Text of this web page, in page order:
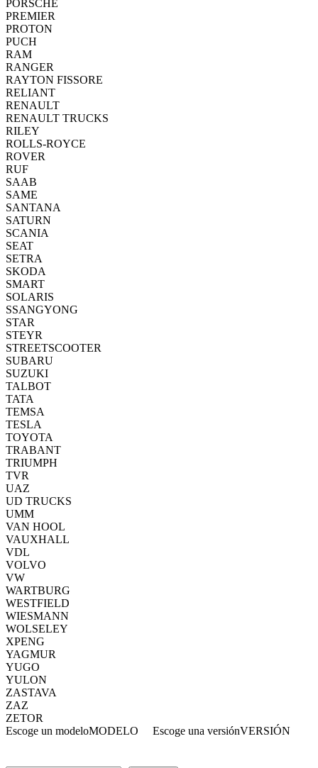
PORSCHE
PREMIER
PROTON
PUCH
RAM
RANGER
RAYTON FISSORE
RELIANT
RENAULT
RENAULT TRUCKS
RILEY
ROLLS-ROYCE
ROVER
RUF
SAAB
SAME
SANTANA
SATURN
SCANIA
SEAT
SETRA
SKODA
SMART
SOLARIS
SSANGYONG
STAR
STEYR
STREETSCOOTER
SUBARU
SUZUKI
TALBOT
TATA
TEMSA
TESLA
TOYOTA
TRABANT
TRIUMPH
TVR
UAZ
UD TRUCKS
UMM
VAN HOOL
VAUXHALL
VDL
VOLVO
VW
WARTBURG
WESTFIELD
WIESMANN
WOLSELEY
XPENG
YAGMUR
YUGO
YULON
ZASTAVA
ZAZ
ZETOR
Escoge un modeloMODELO Escoge una versiónVERSIÓN